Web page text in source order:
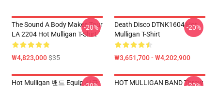
The Sound A Body Makes Tour
LA 2204 Hot Mulligan T-Shirt
₩4,823,000$35
-20%
Death Disco DTNK1604 Hot
Mulligan T-Shirt
₩3,651,700 - ₩4,202,900
-20%
Hot Mulligan 밴드 Equip 선글
HOT MULLIGAN BAND Throw